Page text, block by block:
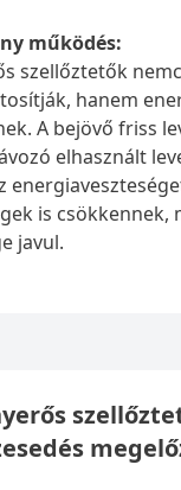
működés:
szellőztetők
hanem
A bejövő friss
elhasznált
is csökkennek,
javul.